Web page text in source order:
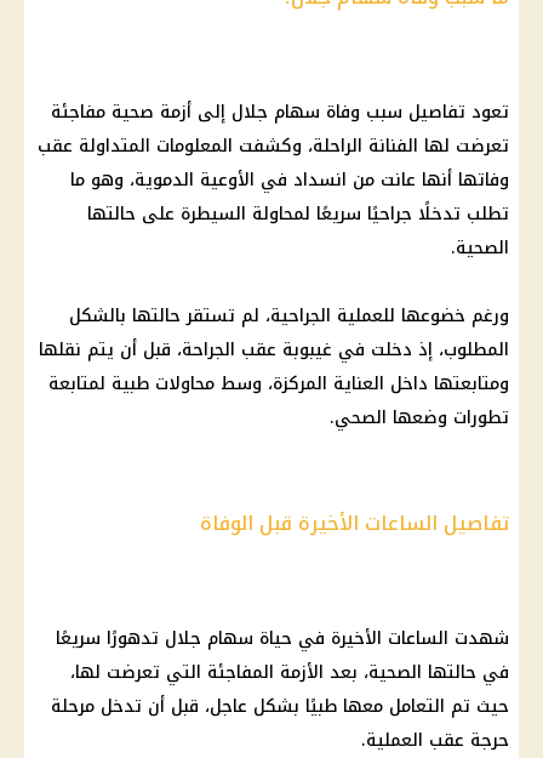
تعود تفاصيل سبب وفاة سهام جلال إلى أزمة صحية مفاجئة
تعرضت لها الفنانة الراحلة، وكشفت المعلومات المتداولة عقب
وفاتها أنها عانت من انسداد في الأوعية الدموية، وهو ما
تطلب تدخلًا جراحيًا سريعًا لمحاولة السيطرة على حالتها
الصحية.
ورغم خضوعها للعملية الجراحية، لم تستقر حالتها بالشكل
المطلوب، إذ دخلت في غيبوبة عقب الجراحة، قبل أن يتم نقلها
ومتابعتها داخل العناية المركزة، وسط محاولات طبية لمتابعة
تطورات وضعها الصحي.
تفاصيل الساعات الأخيرة قبل الوفاة
شهدت الساعات الأخيرة في حياة سهام جلال تدهورًا سريعًا
في حالتها الصحية، بعد الأزمة المفاجئة التي تعرضت لها،
حيث تم التعامل معها طبيًا بشكل عاجل، قبل أن تدخل مرحلة
حرجة عقب العملية.